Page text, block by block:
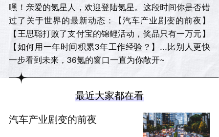
嘿！亲爱的氪星人，欢迎登陆氪星。这段时间你是否错
过了关于世界的最新动态：【汽车产业剧变的前夜】
【王思聪打败了支付宝的锦鲤活动，奖品只有一万元】
【如何用一年时间积累3年工作经验？】...比别人更快
一步看到未来，36氪的窗口一直为你敞开~
最近大家都在看
汽车产业剧变的前夜